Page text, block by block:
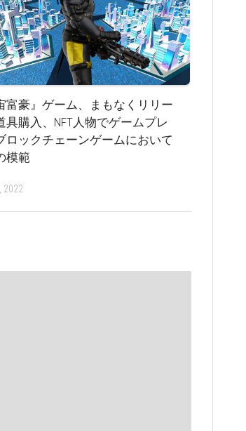
富豪』ゲーム、まもなくリリー
具購入、NFT人物でゲームプレ
ロックチェーンゲームにおいて
模範
2022